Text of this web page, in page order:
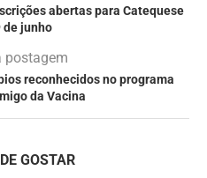
abertas para Catequese
de junho
postagem
reconhecidos no programa
da Vacina
GOSTAR